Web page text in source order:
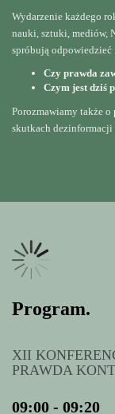
Wydarzenie każdego
nauki, sztuki, mediów,
spróbują odpowiedzieć
Czy prawda
Czym jest dziś
Porozmawiamy także o
skutkach
Program.
XII
PRAWDA
09:00 - 09:20